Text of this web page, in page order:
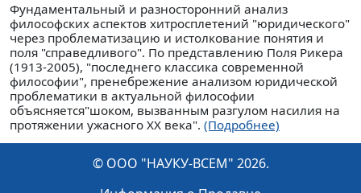
Фундаментальный и разносторонний анализ
философских аспектов хитросплетений "юридического"
через проблематизацию и истолкование понятия и
поля "справедливого". По представлению Поля Рикера
(1913-2005), "последнего классика современной
философии", пренебрежение анализом юридической
проблематики в актуальной философии
объясняется"шоком, вызванным разгулом насилия на
протяжении ужасного XX века". (Подробнее)
© ООО "НАУКУ-ВСЕМ" 2026.